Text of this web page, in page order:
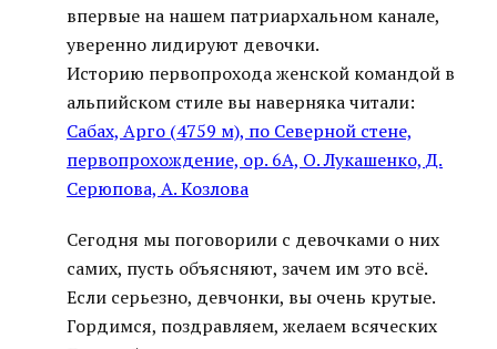
впервые на нашем патриархальном канале,
уверенно лидируют девочки.
Историю первопрохода женской командой в
альпийском стиле вы наверняка читали:
Сабах, Арго (4759 м), по Северной стене,
первопрохождение, ор. 6А, О. Лукашенко, Д.
Серюпова, А. Козлова
Сегодня мы поговорили с девочками о них
самих, пусть объясняют, зачем им это всё.
Если серьезно, девчонки, вы очень крутые.
Гордимся, поздравляем, желаем всяческих